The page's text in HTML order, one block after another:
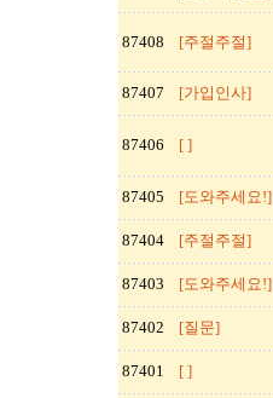
87408 [주절주절]
87407 [가입인사]
87406 [ ]
87405 [도와주세요!]
87404 [주절주절]
87403 [도와주세요!]
87402 [질문]
87401 [ ]